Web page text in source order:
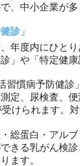
、中小企業が多
診」
年度内にひと
」や「特定健
慣病予防健診」
定、尿検査、
けられます。
総蛋白・アル
きる乳がん検
ます。